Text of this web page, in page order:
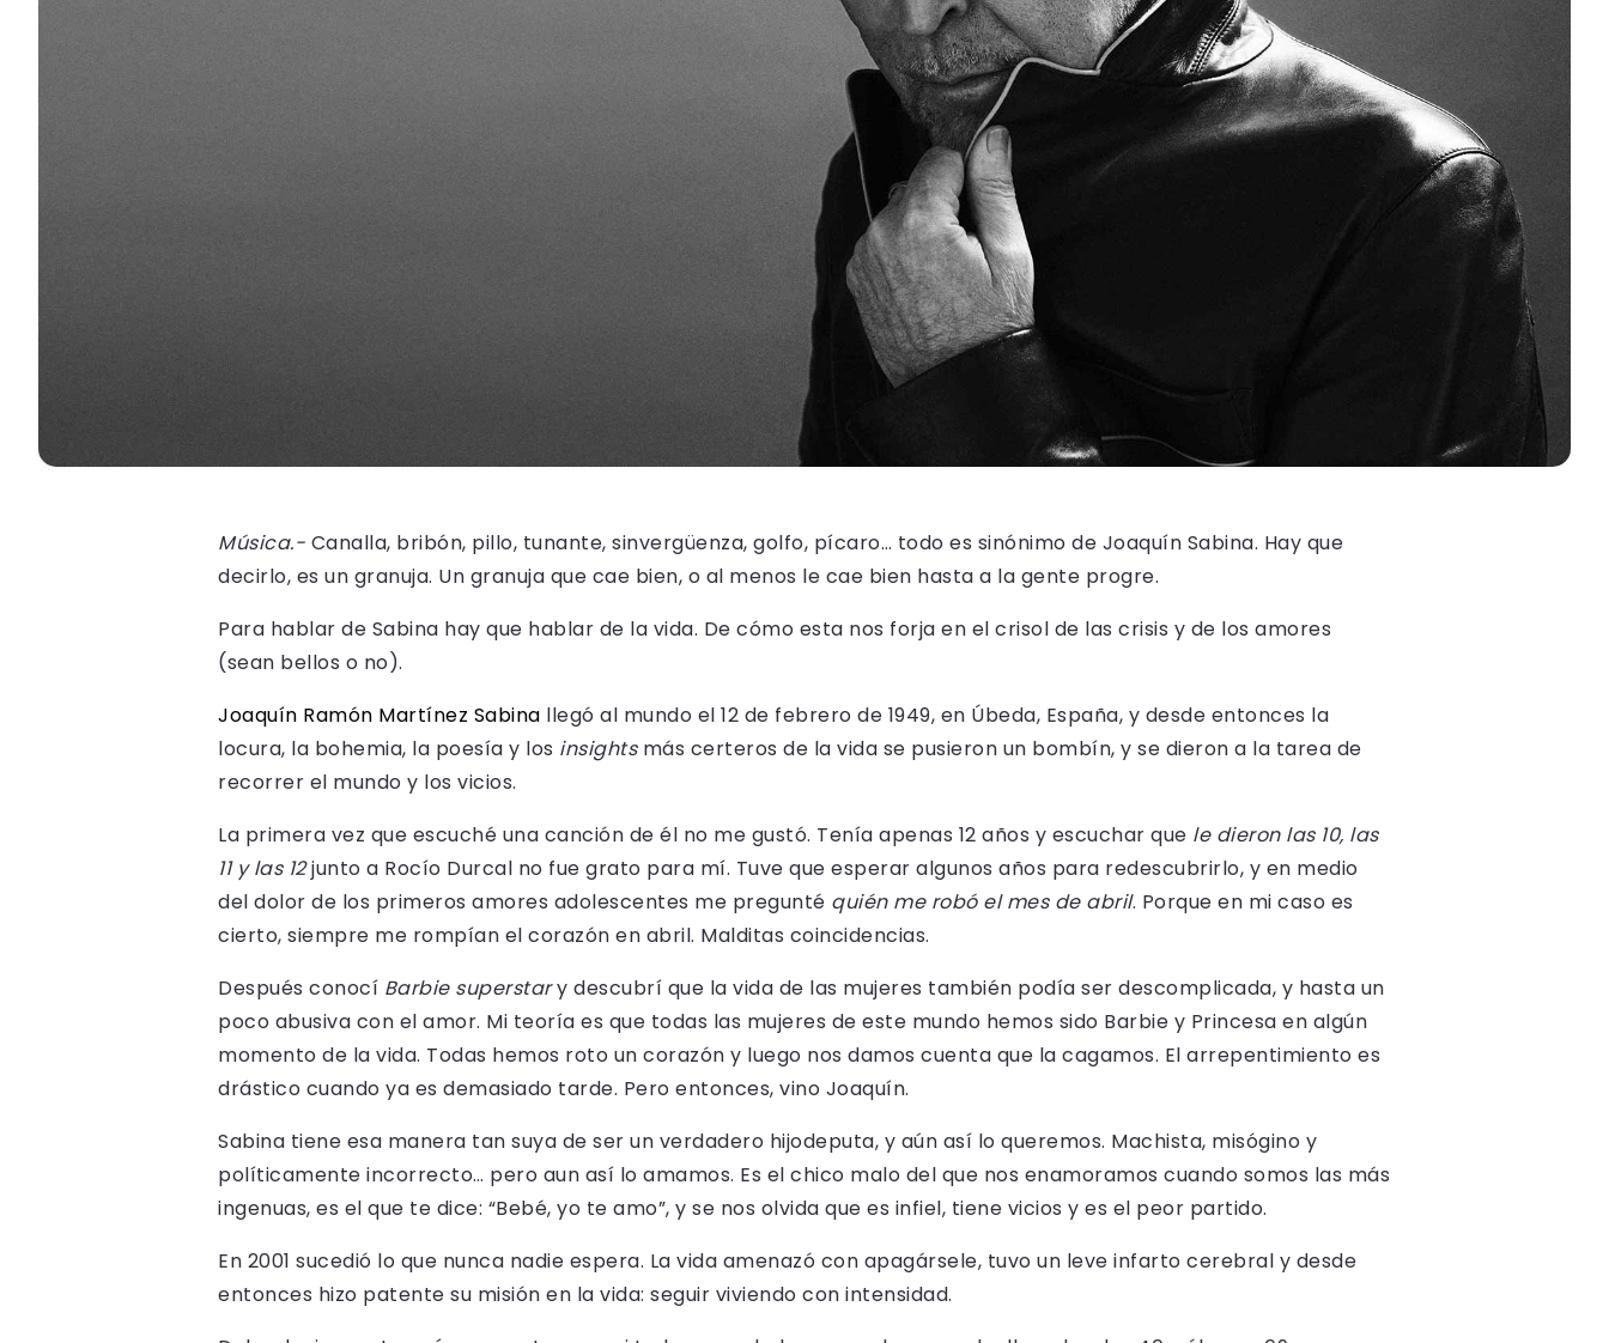
Música.- Canalla, bribón, pillo, tunante, sinvergüenza, golfo, pícaro… todo es sinónimo de Joaquín Sabina. Hay que
decirlo, es un granuja. Un granuja que cae bien, o al menos le cae bien hasta a la gente progre.
Para hablar de Sabina hay que hablar de la vida. De cómo esta nos forja en el crisol de las crisis y de los amores
(sean bellos o no).
Joaquín Ramón Martínez Sabina llegó al mundo el 12 de febrero de 1949, en Úbeda, España, y desde entonces la
locura, la bohemia, la poesía y los insightsmás certeros de la vida se pusieron un bombín, y se dieron a la tarea de
recorrer el mundo y los vicios.
La primera vez que escuché una canción de él no me gustó. Tenía apenas 12 años y escuchar que le dieron las 10, las
11 y las 12junto a Rocío Durcal no fue grato para mí. Tuve que esperar algunos años para redescubrirlo, y en medio
del dolor de los primeros amores adolescentes me pregunté quién me robó el mes de abril. Porque en mi caso es
cierto, siempre me rompían el corazón en abril. Malditas coincidencias.
Después conocí Barbie superstary descubrí que la vida de las mujeres también podía ser descomplicada, y hasta un
poco abusiva con el amor. Mi teoría es que todas las mujeres de este mundo hemos sido Barbie y Princesa en algún
momento de la vida. Todas hemos roto un corazón y luego nos damos cuenta que la cagamos. El arrepentimiento es
drástico cuando ya es demasiado tarde. Pero entonces, vino Joaquín.
Sabina tiene esa manera tan suya de ser un verdadero hijodeputa, y aún así lo queremos. Machista, misógino y
políticamente incorrecto… pero aun así lo amamos. Es el chico malo del que nos enamoramos cuando somos las más
ingenuas, es el que te dice: “Bebé, yo te amo”, y se nos olvida que es infiel, tiene vicios y es el peor partido.
En 2001 sucedió lo que nunca nadie espera. La vida amenazó con apagársele, tuvo un leve infarto cerebral y desde
entonces hizo patente su misión en la vida: seguir viviendo con intensidad.